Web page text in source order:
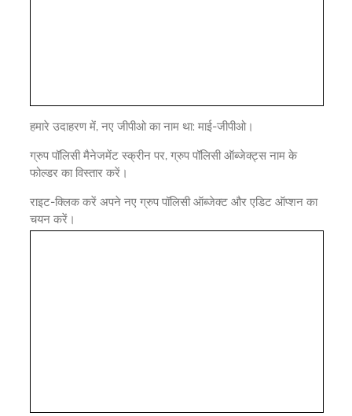
हमारे उदाहरण में, नए जीपीओ का नाम था: माई-जीपीओ।
ग्रुप पॉलिसी मैनेजमेंट स्क्रीन पर, ग्रुप पॉलिसी ऑब्जेक्ट्स नाम के
फोल्डर का विस्तार करें।
राइट-क्लिक करें अपने नए ग्रुप पॉलिसी ऑब्जेक्ट और एडिट ऑप्शन का
चयन करें।